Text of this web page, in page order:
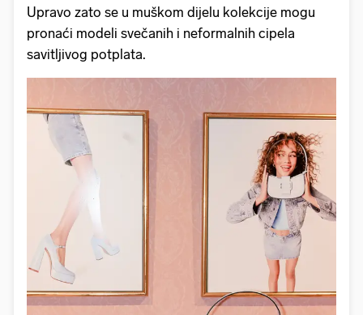
Upravo zato se u muškom dijelu kolekcije mogu
pronaći modeli svečanih i neformalnih cipela
savitljivog potplata.